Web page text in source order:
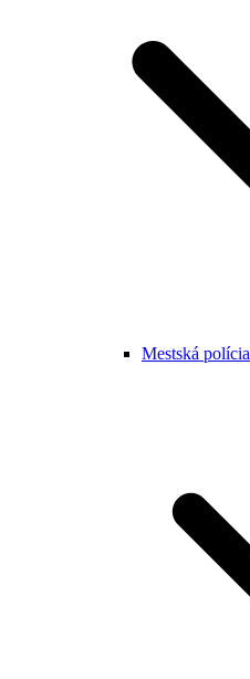
Mestská polícia